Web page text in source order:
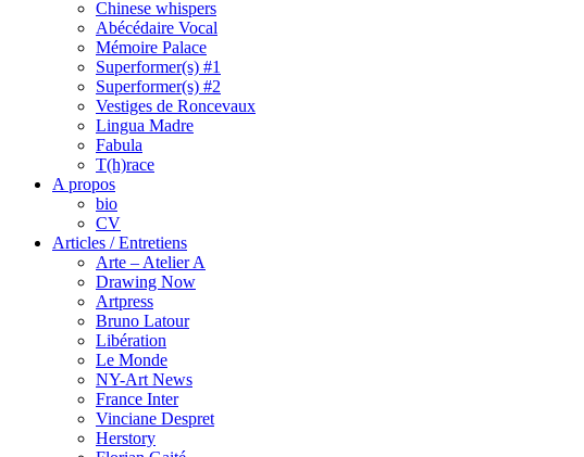
Chinese whispers
Abécédaire Vocal
Mémoire Palace
Superformer(s) #1
Superformer(s) #2
Vestiges de Roncevaux
Lingua Madre
Fabula
T(h)race
A propos
bio
CV
Articles / Entretiens
Arte – Atelier A
Drawing Now
Artpress
Bruno Latour
Libération
Le Monde
NY-Art News
France Inter
Vinciane Despret
Herstory